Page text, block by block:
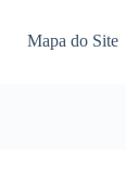
Mapa do Site